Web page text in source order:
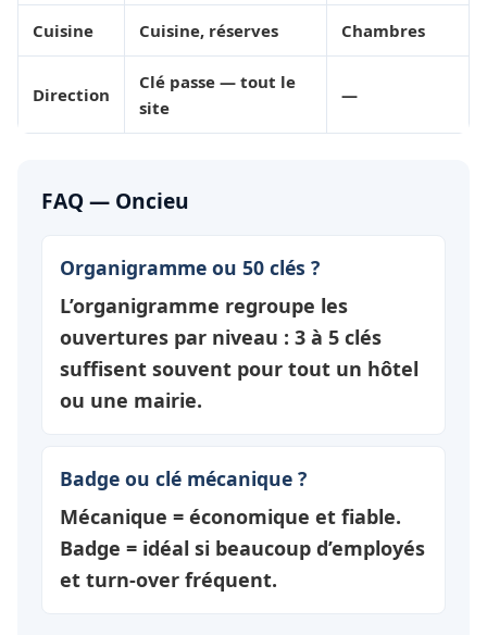
Cuisine Cuisine, réserves Chambres
Direction
Clé passe — tout le
site
—
FAQ — Oncieu
Organigramme ou 50 clés ?
L’organigramme regroupe les
ouvertures par niveau : 3 à 5 clés
suffisent souvent pour tout un hôtel
ou une mairie.
Badge ou clé mécanique ?
Mécanique = économique et fiable.
Badge = idéal si beaucoup d’employés
et turn-over fréquent.